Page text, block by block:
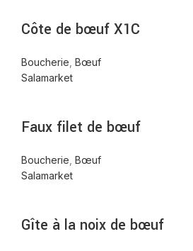
Côte de bœuf X1C
Boucherie Bœuf
Salamarket
Faux filet de bœuf
Boucherie Bœuf
Salamarket
Gîte à la noix de bœuf